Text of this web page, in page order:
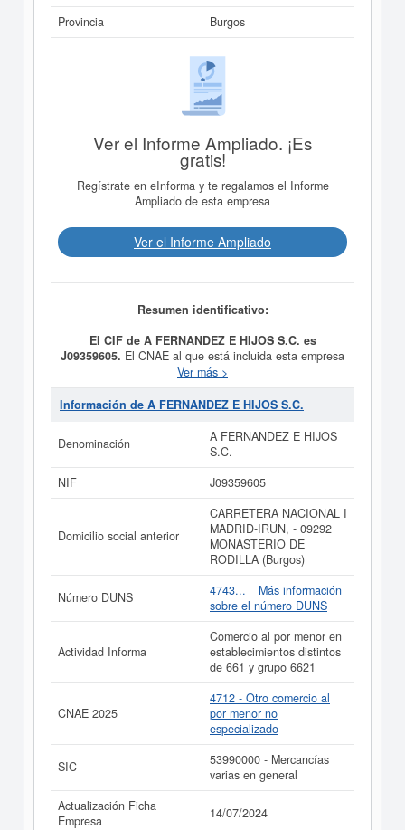
Provincia
Burgos
Ver el Informe Ampliado. ¡Es
gratis!
Regístrate en eInforma y te regalamos el Informe
Ampliado de esta empresa
Ver el Informe Ampliado
Resumen identificativo:
El CIF de A FERNANDEZ E HIJOS S.C. es
J09359605. El CNAE al que está incluida esta empresa
es 4712 - Otro comercio al por menor no especializado.
El número SIC asociado paraA FERNANDEZ E HIJOS
S.C.es el 53990000. La empresaA FERNANDEZ E
acumulando un total de consultas de 4. Para informase
a qué subvenciones puede aspirar esta empresa puede
Si está interesado en conocer más datos de la empresa
A FERNANDEZ E HIJOS S.C. puede acceder
inmediatamente a este Informe ampliadode A
FERNANDEZ E HIJOS S.C. y consultar los resultados
de sus años de actividad, así como los balances y
cuentas de resultados disponibles.
La última actualización del informe de empresa se ha
realizado el 14/07/2024.
Ver más >
Información de A FERNANDEZ E HIJOS S.C.
Denominación
A FERNANDEZ E HIJOS
S.C.
NIF
J09359605
Domicilio social anterior
CARRETERA NACIONAL I
MADRID-IRUN, - 09292
MONASTERIO DE
RODILLA (Burgos)
Número DUNS 4743...
Más información
sobre el número DUNS
Actividad Informa
Comercio al por menor en
establecimientos distintos
de 661 y grupo 6621
CNAE 2025
4712 - Otro comercio al
por menor no
especializado
SIC
53990000 - Mercancías
varias en general
Actualización Ficha
Empresa
14/07/2024